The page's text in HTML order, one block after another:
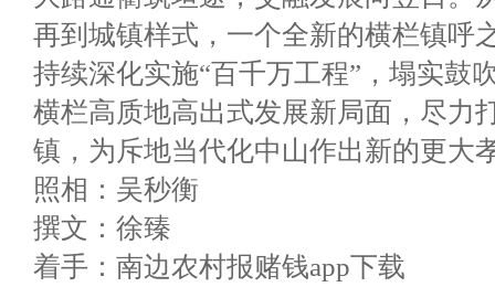
再到城镇样式，一个全新的横栏镇呼
持续深化实施“百千万工程”，塌实鼓
横栏高质地高出式发展新局面，尽力
镇，为斥地当代化中山作出新的更大
照相：吴秒衡
撰文：徐臻
着手：南边农村报赌钱app下载